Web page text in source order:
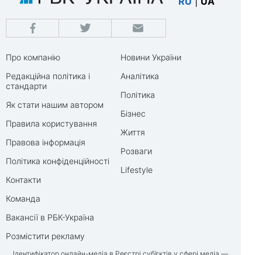
Про компанію
Редакційна політика і
стандарти
Як стати нашим автором
Правила користування
Правова інформація
Політика конфіденційності
Контакти
Команда
Вакансії в РБК-Україна
Розмістити рекламу
Новини України
Аналітика
Політика
Бізнес
Життя
Розваги
Lifestyle